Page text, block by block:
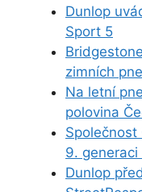
Dunlop
Sport 5
zimních
Na letní
polovina
9.
Dunlop